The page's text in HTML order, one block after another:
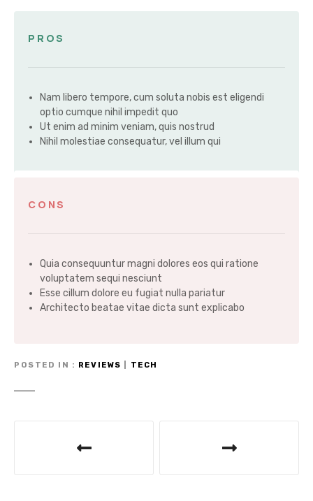
PROS
Nam libero tempore, cum soluta nobis est eligendi
optio cumque nihil impedit quo
Ut enim ad minim veniam, quis nostrud
Nihil molestiae consequatur, vel illum qui
CONS
Quia consequuntur magni dolores eos qui ratione
voluptatem sequi nesciunt
Esse cillum dolore eu fugiat nulla pariatur
Architecto beatae vitae dicta sunt explicabo
POSTED IN REVIEWS TECH